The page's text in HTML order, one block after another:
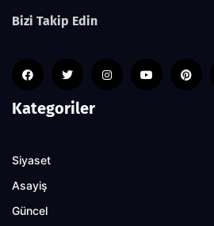
Bizi Takip Edin
Kategoriler
Siyaset
Asayiş
Güncel